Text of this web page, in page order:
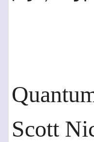
Scott